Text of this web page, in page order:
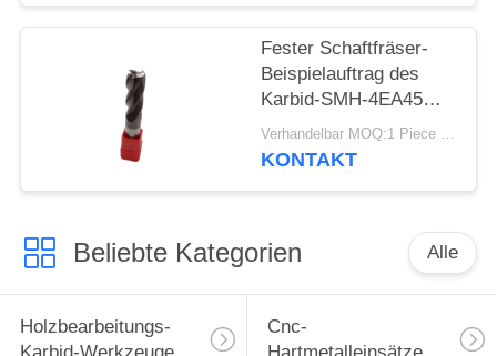
Fester Schaftfräser-
Beispielauftrag des
Karbid-SMH-4EA45M-
D12R1 annehmbar
Verhandelbar MOQ:1 Piece / Pieces
KONTAKT
Beliebte Kategorien Alle
Holzbearbeitungs-
Cnc-